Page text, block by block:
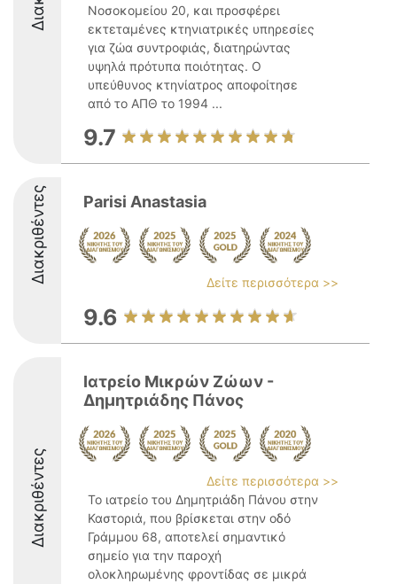
Νοσοκομείου 20, και προσφέρει
εκτεταμένες κτηνιατρικές υπηρεσίες
για ζώα συντροφιάς, διατηρώντας
υψηλά πρότυπα ποιότητας. Ο
υπεύθυνος κτηνίατρος αποφοίτησε
από το ΑΠΘ το 1994 ...
9.7
Διακριθέντες Parisi Anastasia
Δείτε περισσότερα >>
9.6
Διακριθέντες
Ιατρείο Μικρών Ζώων -
Δημητριάδης Πάνος
Δείτε περισσότερα >>
Το ιατρείο του Δημητριάδη Πάνου στην
Καστοριά, που βρίσκεται στην οδό
Γράμμου 68, αποτελεί σημαντικό
σημείο για την παροχή
ολοκληρωμένης φροντίδας σε μικρά